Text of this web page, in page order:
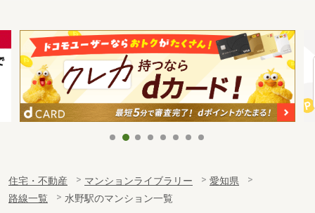
住宅・不動産 マンションライブラリー
愛知県
路線一覧
水野駅のマンション一覧